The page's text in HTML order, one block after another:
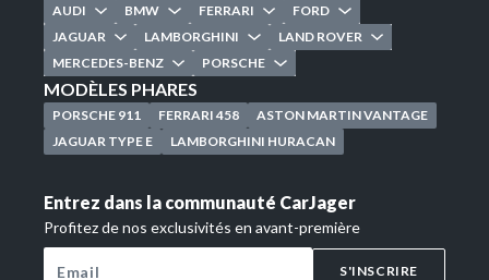
AUDI
BMW FERRARI
FORD
JAGUAR
LAMBORGHINI
LAND ROVER
MERCEDES-BENZ
PORSCHE
MODÈLES PHARES
PORSCHE 911 FERRARI 458
ASTON MARTIN VANTAGE
JAGUAR TYPE E
LAMBORGHINI HURACAN
Entrez dans la communauté CarJager
Profitez de nos exclusivités en avant-première
S'INSCRIRE